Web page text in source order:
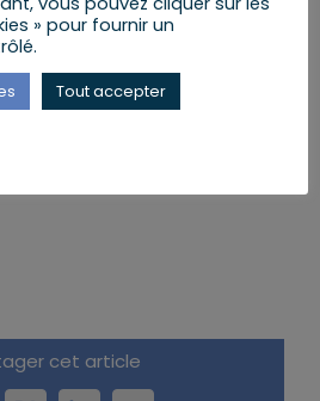
cet article
» pour fournir un
Tout accepter